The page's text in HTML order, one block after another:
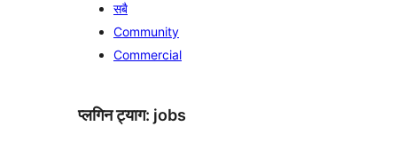
सबै
Community
Commercial
प्लगिन ट्याग: jobs